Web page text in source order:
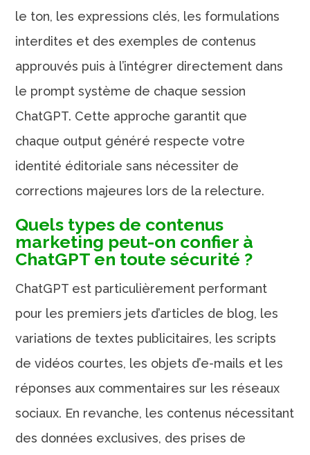
le ton, les expressions clés, les formulations
interdites et des exemples de contenus
approuvés puis à l’intégrer directement dans
le prompt système de chaque session
ChatGPT. Cette approche garantit que
chaque output généré respecte votre
identité éditoriale sans nécessiter de
corrections majeures lors de la relecture.
Quels types de contenus
marketing peut-on confier à
ChatGPT en toute sécurité ?
ChatGPT est particulièrement performant
pour les premiers jets d’articles de blog, les
variations de textes publicitaires, les scripts
de vidéos courtes, les objets d’e-mails et les
réponses aux commentaires sur les réseaux
sociaux. En revanche, les contenus nécessitant
des données exclusives, des prises de